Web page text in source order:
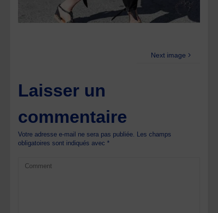
Next image
Laisser un
commentaire
Votre adresse e-mail ne sera pas publiée. Les champs
obligatoires sont indiqués avec*